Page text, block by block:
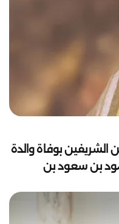
الشريفين بوفاة والدة
بن سعود بن